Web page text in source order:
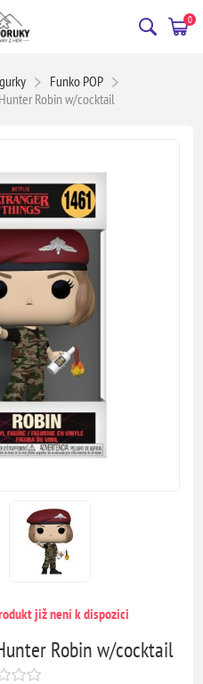
0
Funko POP
Robin w/cocktail
již není k dispozici
Robin w/cocktail